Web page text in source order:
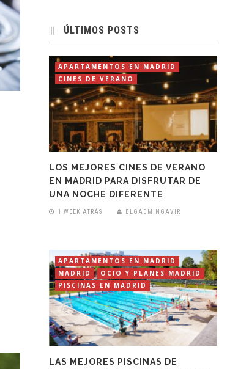
ÚLTIMOS POSTS
APARTAMENTOS EN MADRID
CINES DE VERANO
LOS MEJORES CINES DE VERANO
EN MADRID PARA DISFRUTAR DE
UNA NOCHE DIFERENTE
1 WEEK ATRÁS BLGADMINGAVIR
APARTAMENTOS EN MADRID
MADRID
OCIO Y PLANES MADRID
PISCINAS EN MADRID
LAS MEJORES PISCINAS DE